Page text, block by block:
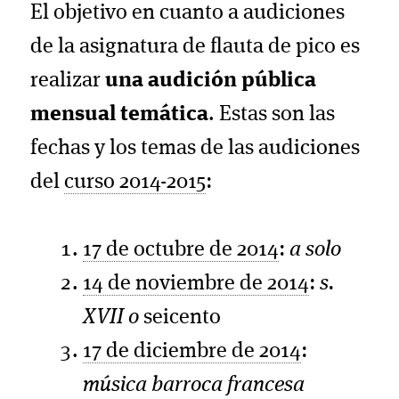
El objetivo en cuanto a audiciones
de la asignatura de flauta de pico es
realizaruna audición pública
mensual temática. Estas son las
fechas y los temas de las audiciones
delcurso 2014-2015:
17 de octubre de 2014:a solo
14 de noviembre de 2014:s.
XVII o seicento
17 de diciembre de 2014:
música barroca francesa